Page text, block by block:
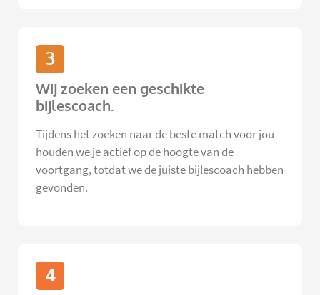
3
Wij zoeken een geschikte
bijlescoach.
Tijdens het zoeken naar de beste match voor jou
houden we je actief op de hoogte van de
voortgang, totdat we de juiste bijlescoach hebben
gevonden.
4